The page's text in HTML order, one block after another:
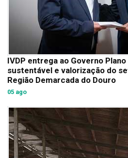
IVDP entrega ao Governo
sustentável e valorização do
Região Demarcada do Douro
05 ago